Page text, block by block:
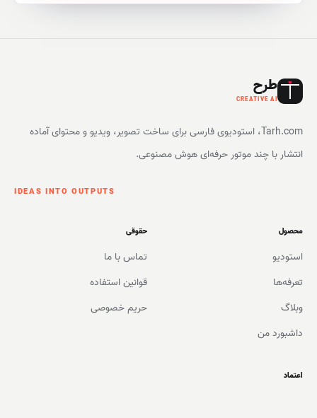
طرح
CREATIVE AI
Tarh.com، استودیوی فارسی برای ساخت تصویر، ویدیو و محتوای آماده
انتشار با چند موتور حرفه‌ای هوش مصنوعی.
IDEAS INTO OUTPUTS
محصول
استودیو
تعرفه‌ها
وبلاگ
داشبورد من
حقوقی
تماس با ما
قوانین استفاده
حریم خصوصی
اعتماد